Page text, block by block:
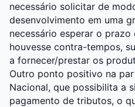
necessário solicitar de
desenvolvimento em uma
necessário esperar o
houvesse contra-tempos,
a fornecer/prestar os
Outro ponto positivo na
Nacional, que possibilita a
pagamento de tributos, o